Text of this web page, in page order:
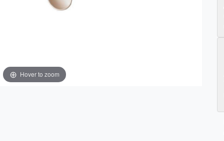
Hover to zoom